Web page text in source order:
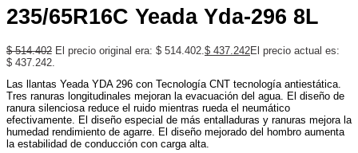
235/65R16C Yeada Yda-296 8L
$514.402 El precio original era: $ 514.402. $ 437.242El precio actual es:
$ 437.242.
Las llantas Yeada YDA 296 con Tecnología CNT tecnología antiestática.
Tres ranuras longitudinales mejoran la evacuación del agua. El diseño de
ranura silenciosa reduce el ruido mientras rueda el neumático
efectivamente. El diseño especial de más entalladuras y ranuras mejora la
humedad rendimiento de agarre. El diseño mejorado del hombro aumenta
la estabilidad de conducción con carga alta.